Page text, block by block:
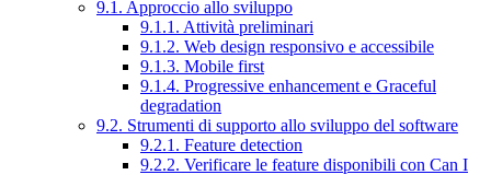
9.1. Approccio allo sviluppo
9.1.1. Attività preliminari
9.1.2. Web design responsivo e accessibile
9.1.3. Mobile first
9.1.4. Progressive enhancement e Graceful
degradation
9.2. Strumenti di supporto allo sviluppo del software
9.2.1. Feature detection
9.2.2. Verificare le feature disponibili con Can I